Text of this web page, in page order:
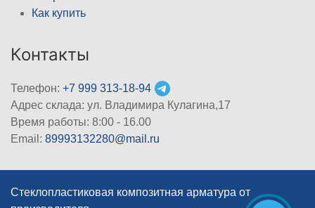
Как купить
Контакты
Телефон: +7 999 313-18-94
Адрес склада: ул. Владимира Кулагина,17
Время работы: 8:00 - 16.00
Email: 89993132280@mail.ru
Стеклопластиковая композитная арматура от